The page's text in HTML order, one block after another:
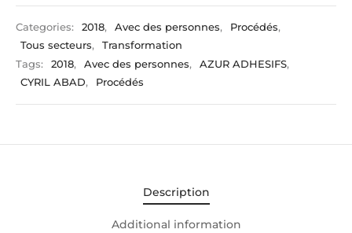
Categories: 2018, Avec des personnes, Procédés,
Tous secteurs,
Transformation
Tags:
2018, Avec des personnes, AZUR ADHESIFS,
CYRIL ABAD, Procédés
Description
Additional information